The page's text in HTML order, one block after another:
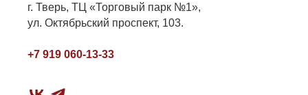
г. Тверь, ТЦ «Торговый парк №1»,
ул. Октябрьский проспект, 103.
+7 919 060-13-33